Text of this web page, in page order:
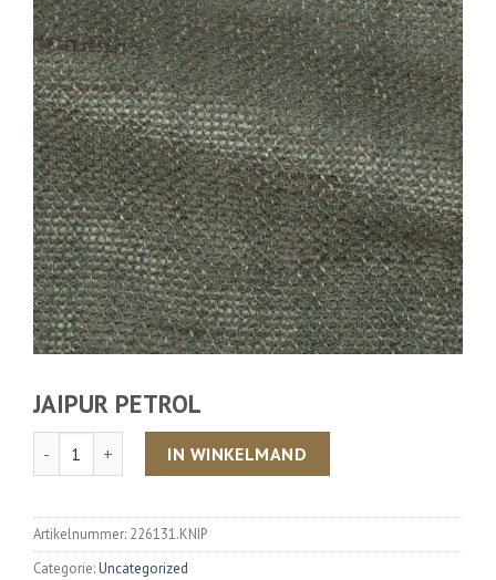
JAIPUR PETROL
Aantal IN WINKELMAND
Artikelnummer: 226131.KNIP
Categorie:Uncategorized